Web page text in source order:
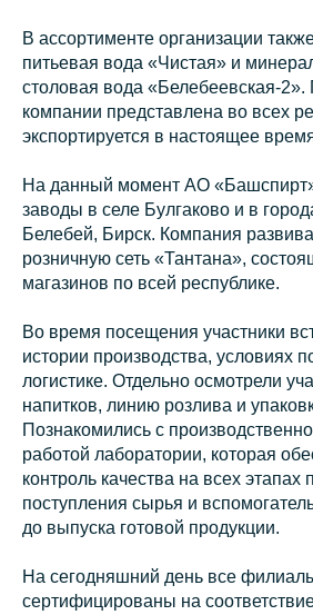
В ассортименте организации
питьевая вода «Чистая» и
столовая вода «Белебеевская-2».
компании представлена во всех
экспортируется в настоящее
На данный момент АО
заводы в селе Булгаково и в
Белебей, Бирск. Компания
розничную сеть «Тантана»,
магазинов по всей республике.
Во время посещения участники
истории производства, условиях
логистике. Отдельно осмотрели
напитков, линию розлива и
Познакомились с
работой лаборатории, которая
контроль качества на всех этапах
поступления сырья и
до выпуска готовой продукции.
На сегодняшний день все
сертифицированы на